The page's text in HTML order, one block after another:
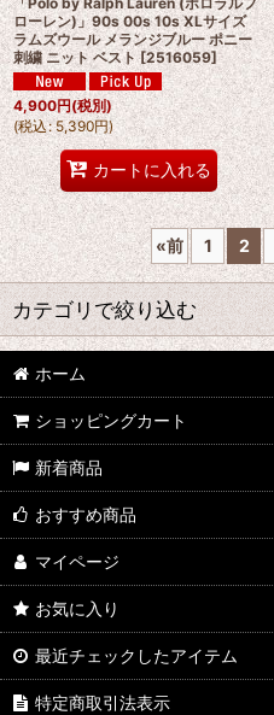
ローレン)」90s 00s 10s XLサイズ
ラムズウール メランジブルー ポニー
刺繍 ニット ベスト [2516059]
4,900円(税別)
(税込: 5,390円)
カートに入れる
«前 1 2
カテゴリで絞り込む
カットソー
シャツ
トレーナー＆パーカー
ニット
アウター
ホーム
ショッピングカート
新着商品
おすすめ商品
マイページ
お気に入り
最近チェックしたアイテム
特定商取引法表示